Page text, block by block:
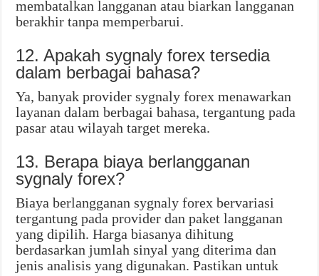
membatalkan langganan atau biarkan langganan
berakhir tanpa memperbarui.
12. Apakah sygnaly forex tersedia
dalam berbagai bahasa?
Ya, banyak provider sygnaly forex menawarkan
layanan dalam berbagai bahasa, tergantung pada
pasar atau wilayah target mereka.
13. Berapa biaya berlangganan
sygnaly forex?
Biaya berlangganan sygnaly forex bervariasi
tergantung pada provider dan paket langganan
yang dipilih. Harga biasanya dihitung
berdasarkan jumlah sinyal yang diterima dan
jenis analisis yang digunakan. Pastikan untuk